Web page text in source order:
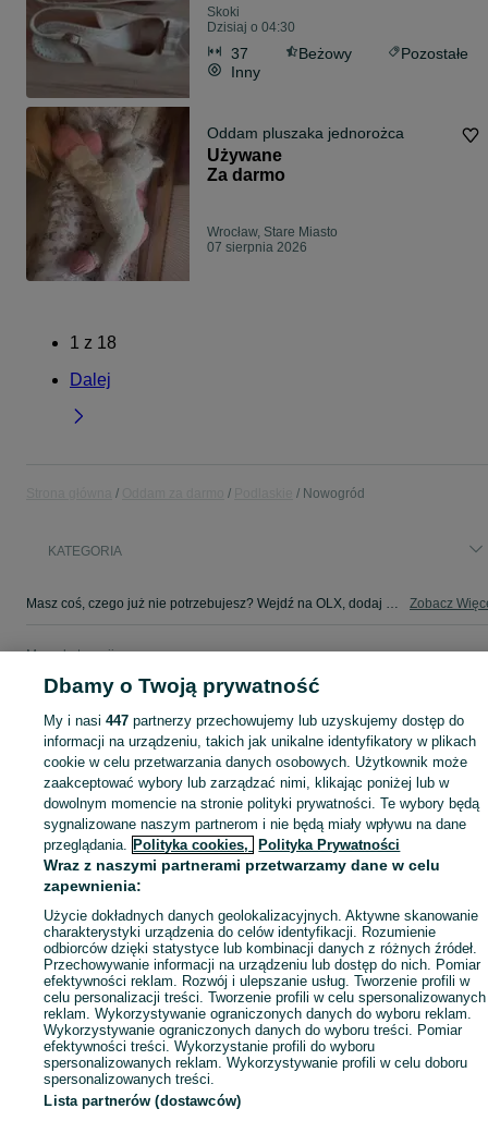
Skoki
Dzisiaj o 04:30
37 Beżowy
Pozostałe
Inny
Oddam pluszaka jednorożca
Używane
Za darmo
Wrocław, Stare Miasto
07 sierpnia 2026
1 z 18
Dalej
Nowogród
KATEGORIA
Masz coś, czego już nie potrzebujesz? Wejdź na OLX, dodaj ofertę w kategorii Oddam za darmo i oddaj swój przedmiot za darmo! - Nowogród i okolice! Zobacz
Mapa kategorii
Mapa miejscowości
Mapa ministron
Popularne wyszukiwania
Dbamy o Twoją prywatność
My i nasi447 partnerzy przechowujemy lub uzyskujemy dostęp do
informacji na urządzeniu, takich jak unikalne identyfikatory w plikach
cookie w celu przetwarzania danych osobowych. Użytkownik może
zaakceptować wybory lub zarządzać nimi, klikając poniżej lub w
dowolnym momencie na stronie polityki prywatności. Te wybory będą
sygnalizowane naszym partnerom i nie będą miały wpływu na dane
przeglądania. Polityka cookies, Polityka Prywatności
Wraz z naszymi partnerami przetwarzamy dane w celu
zapewnienia:
Użycie dokładnych danych geolokalizacyjnych. Aktywne skanowanie
charakterystyki urządzenia do celów identyfikacji. Rozumienie
odbiorców dzięki statystyce lub kombinacji danych z różnych źródeł.
Przechowywanie informacji na urządzeniu lub dostęp do nich. Pomiar
efektywności reklam. Rozwój i ulepszanie usług. Tworzenie profili w
celu personalizacji treści. Tworzenie profili w celu spersonalizowanych
reklam. Wykorzystywanie ograniczonych danych do wyboru reklam.
Wykorzystywanie ograniczonych danych do wyboru treści. Pomiar
efektywności treści. Wykorzystanie profili do wyboru
spersonalizowanych reklam. Wykorzystywanie profili w celu doboru
spersonalizowanych treści.
Lista partnerów (dostawców)